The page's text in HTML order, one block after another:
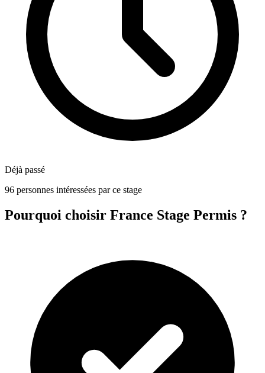
Déjà passé
96 personnes intéressées par ce stage
Pourquoi choisir France Stage Permis ?